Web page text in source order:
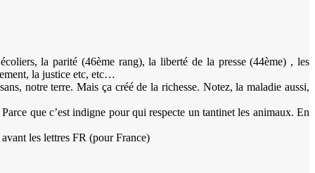
la parité (46ème rang), la liberté de la presse (44ème) , les
la justice etc, etc…
notre terre. Mais ça créé de la richesse. Notez, la maladie aussi,
que c’est indigne pour qui respecte un tantinet les animaux. En
les lettres FR (pour France)